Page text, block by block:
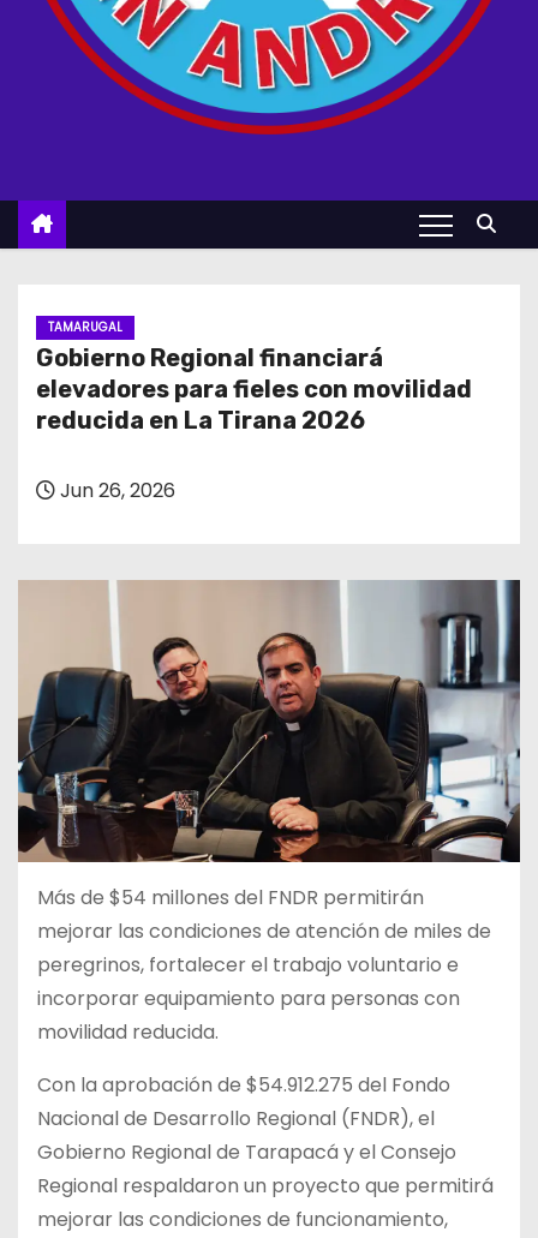
TAMARUGAL
Gobierno Regional financiará
elevadores para fieles con movilidad
reducida en La Tirana 2026
Jun 26, 2026
Más de $54 millones del FNDR permitirán
mejorar las condiciones de atención de miles de
peregrinos, fortalecer el trabajo voluntario e
incorporar equipamiento para personas con
movilidad reducida.
Con la aprobación de $54.912.275 del Fondo
Nacional de Desarrollo Regional (FNDR), el
Gobierno Regional de Tarapacá y el Consejo
Regional respaldaron un proyecto que permitirá
mejorar las condiciones de funcionamiento,